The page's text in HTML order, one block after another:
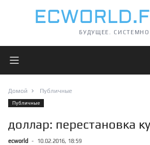
БУДУЩЕЕ. СИСТЕМНО
Открыть главное меню
Домой Публичные
Публичные
доллар: перестановка
ecworld - 10.02.2016, 18:59